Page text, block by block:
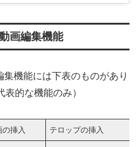
画編集機能
機能には下表のものがあり
的な機能のみ）
挿入 テロップの挿入